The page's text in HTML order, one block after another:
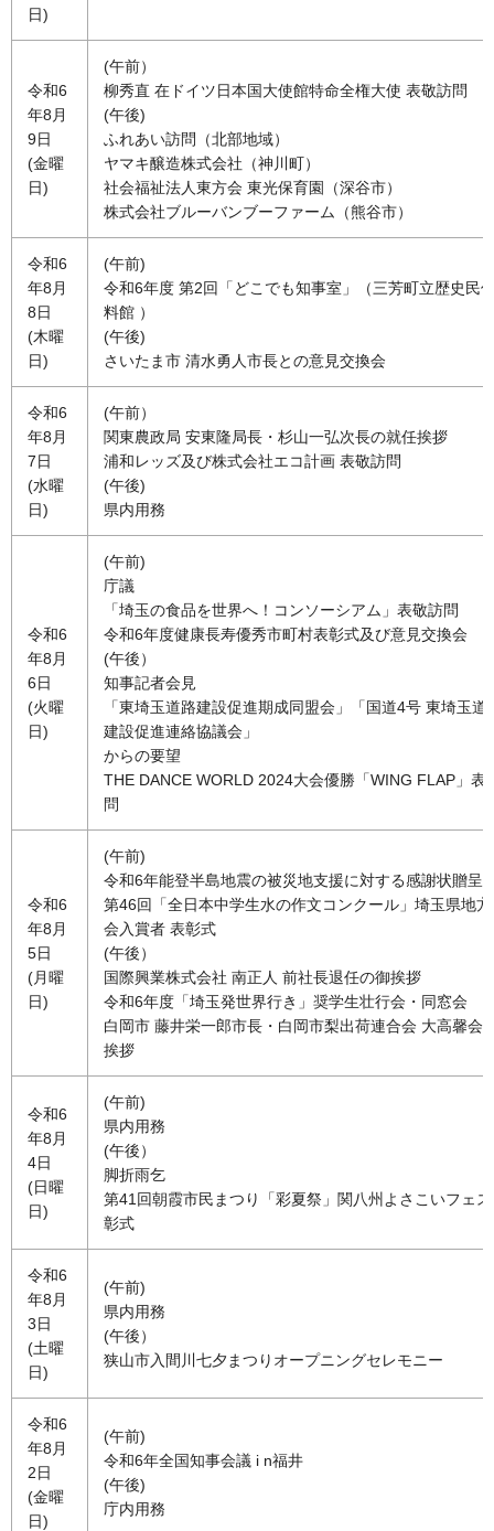
日)
令和6
年8月
9日
(金曜
日)
(午前）
柳秀直 在ドイツ日本国大使館特命全権大使 表敬訪問
(午後)
ふれあい訪問（北部地域）
ヤマキ醸造株式会社（神川町）
社会福祉法人東方会 東光保育園（深谷市）
株式会社ブルーバンブーファーム（熊谷市）
令和6
年8月
8日
(木曜
日)
(午前)
令和6年度 第2回「どこでも知事室」（三芳町立歴史民
料館 ）
(午後)
さいたま市 清水勇人市長との意見交換会
令和6
年8月
7日
(水曜
日)
(午前）
関東農政局 安東隆局長・杉山一弘次長の就任挨拶
浦和レッズ及び株式会社エコ計画 表敬訪問
(午後)
県内用務
令和6
年8月
6日
(火曜
日)
(午前)
庁議
「埼玉の食品を世界へ！コンソーシアム」表敬訪問
令和6年度健康長寿優秀市町村表彰式及び意見交換会
(午後）
知事記者会見
「東埼玉道路建設促進期成同盟会」「国道4号 東埼玉道
建設促進連絡協議会」
からの要望
THE DANCE WORLD 2024大会優勝「WING FLAP」表
問
令和6
年8月
5日
(月曜
日)
(午前)
令和6年能登半島地震の被災地支援に対する感謝状贈呈
第46回「全日本中学生水の作文コンクール」埼玉県地
会入賞者 表彰式
(午後）
国際興業株式会社 南正人 前社長退任の御挨拶
令和6年度「埼玉発世界行き」奨学生壮行会・同窓会
白岡市 藤井栄一郎市長・白岡市梨出荷連合会 大高馨会
挨拶
令和6
年8月
4日
(日曜
日)
(午前)
県内用務
(午後）
脚折雨乞
第41回朝霞市民まつり「彩夏祭」関八州よさこいフェ
彰式
令和6
年8月
3日
(土曜
日)
(午前)
県内用務
(午後）
狭山市入間川七夕まつりオープニングセレモニー
令和6
年8月
2日
(金曜
日)
(午前)
令和6年全国知事会議 i n福井
(午後)
庁内用務